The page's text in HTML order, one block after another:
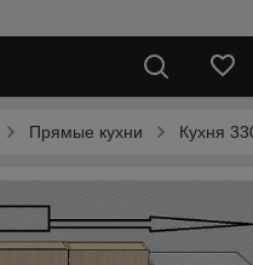
Прямые кухни Кухня